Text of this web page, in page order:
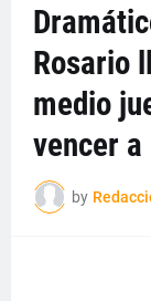
Rosario
medio
vencer a
by